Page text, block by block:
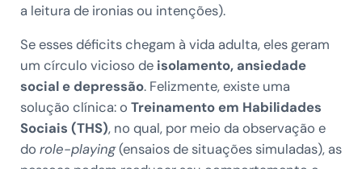
a leitura de ironias ou intenções).
Se esses déficits chegam à vida adulta, eles geram
um círculo vicioso de isolamento, ansiedade
social e depressão. Felizmente, existe uma
solução clínica: o Treinamento em Habilidades
Sociais (THS), no qual, por meio da observação e
do role-playing(ensaios de situações simuladas), as